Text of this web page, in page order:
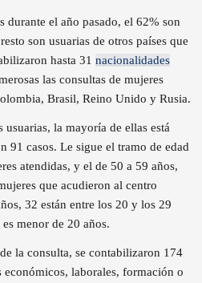
durante el año pasado, el 62% son
son usuarias de otros países que
hasta 31 nacionalidades
las consultas de mujeres
Brasil, Reino Unido y Rusia.
usuarias, la mayoría de ellas está
91 casos. Le sigue el tramo de edad
atendidas, y el de 50 a 59 años,
que acudieron al centro
32 están entre los 20 y los 29
menor de 20 años.
la consulta, se contabilizaron 174
económicos, laborales, formación o